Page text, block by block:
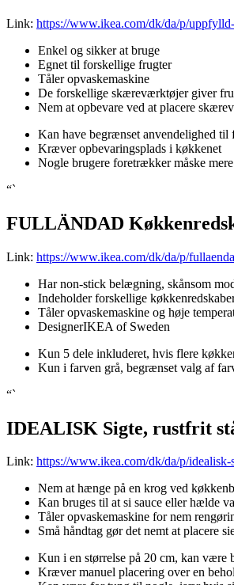
Link: https://www.ikea.com/dk/da/p/
Enkel og sikker at bruge
Egnet til forskellige frugter
Tåler opvaskemaskine
De forskellige skæreværktøjer giver
Nem at opbevare ved at placere
Kan have begrænset anvendelighed til
Kræver opbevaringsplads i køkkenet
Nogle brugere foretrækker måske
“`
FULLÄNDAD
Link: https://www.ikea.com/dk/da/p/
Har non-stick belægning, skånsom
Indeholder forskellige
Tåler opvaskemaskine og høje
DesignerIKEA of Sweden
Kun 5 dele inkluderet, hvis flere
Kun i farven grå, begrænset valg af
“`
IDEALISK Sigte, rustfrit
Link: https://www.ikea.com/dk/da/p/
Nem at hænge på en krog ved
Kan bruges til at si sauce eller hælde
Tåler opvaskemaskine for nem
Små håndtag gør det nemt at placere
Kun i en størrelse på 20 cm, kan være
Kræver manuel placering over en